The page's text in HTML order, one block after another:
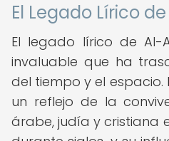
El Legado Lírico
El legado lírico de Al-
invaluable que ha
del tiempo y el
un reflejo de la
árabe, judía y cristiana